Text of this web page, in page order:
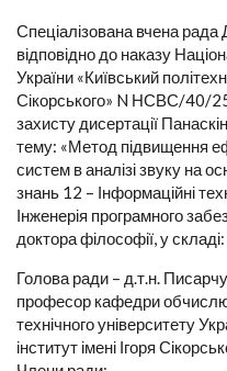
Спеціалізована вчена
відповідно до наказу
України «Київський
Сікорського» N НСВС/40/
захисту дисертації
тему: «Метод підвищення
систем в аналізі звуку на
знань 12 – Інформаційні
Інженерія програмного
доктора філософії, у складі:
Голова ради – д.т.н.
професор кафедри
технічного університету
інститут імені Ігоря